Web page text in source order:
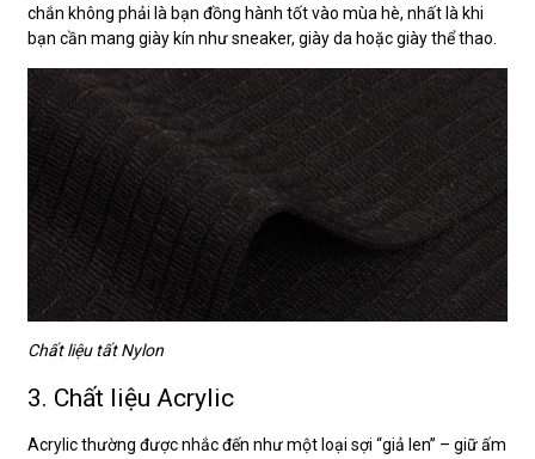
chắn không phải là bạn đồng hành tốt vào mùa hè, nhất là khi
bạn cần mang giày kín như sneaker, giày da hoặc giày thể thao.
Chất liệu tất Nylon
3. Chất liệu Acrylic
Acrylic thường được nhắc đến như một loại sợi “giả len” – giữ ấm